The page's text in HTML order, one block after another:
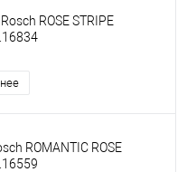
ROSE STRIPE
ROMANTIC ROSE